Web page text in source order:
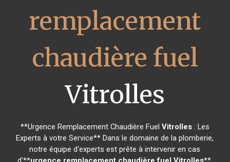
remplacement
chaudière fuel
Vitrolles
**Urgence Remplacement Chaudière Fuel Vitrolles: Les
Experts à votre Service** Dans le domaine de la plomberie,
notre équipe d'experts est prête à intervenir en cas